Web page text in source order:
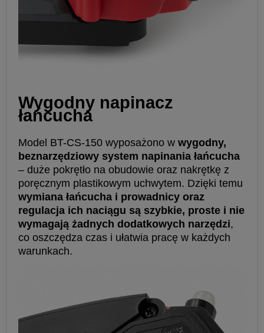
Wygodny napinacz
łańcucha
Model BT-CS-150 wyposażono w wygodny,
beznarzędziowy system napinania łańcucha
– duże pokrętło na obudowie oraz nakrętkę z
poręcznym plastikowym uchwytem. Dzięki temu
wymiana łańcucha i prowadnicy oraz
regulacja ich naciągu są szybkie, proste i nie
wymagają żadnych dodatkowych narzędzi,
co oszczędza czas i ułatwia pracę w każdych
warunkach.